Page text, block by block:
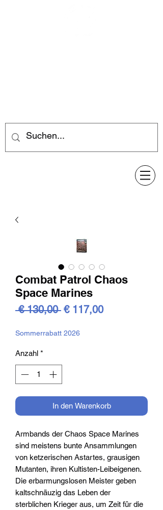
Combat Patrol Chaos
Space Marines
€ 130,00 Standardpreis
€ 117,00Sale-
Sommerrabatt 2026
Anzahl *
In den Warenkorb
Armbands der Chaos Space Marines
sind meistens bunte Ansammlungen
von ketzerischen Astartes, grausigen
Mutanten, ihren Kultisten-Leibeigenen.
Die erbarmungslosen Meister geben
kaltschnäuzig das Leben der
sterblichen Krieger aus, um Zeit für die